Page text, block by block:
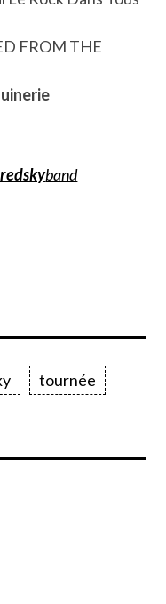
FROM THE
band
tournée